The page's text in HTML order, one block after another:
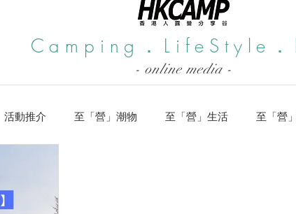
Camping．LifeStyle．
- online media -
活動推介 至「營」潮物 至「營」生活 至「營